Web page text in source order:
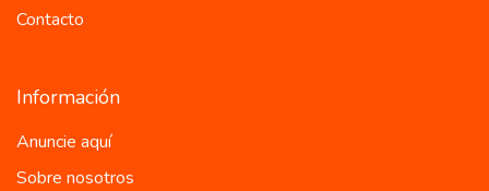
Contacto
Información
Anuncie aquí
Sobre nosotros